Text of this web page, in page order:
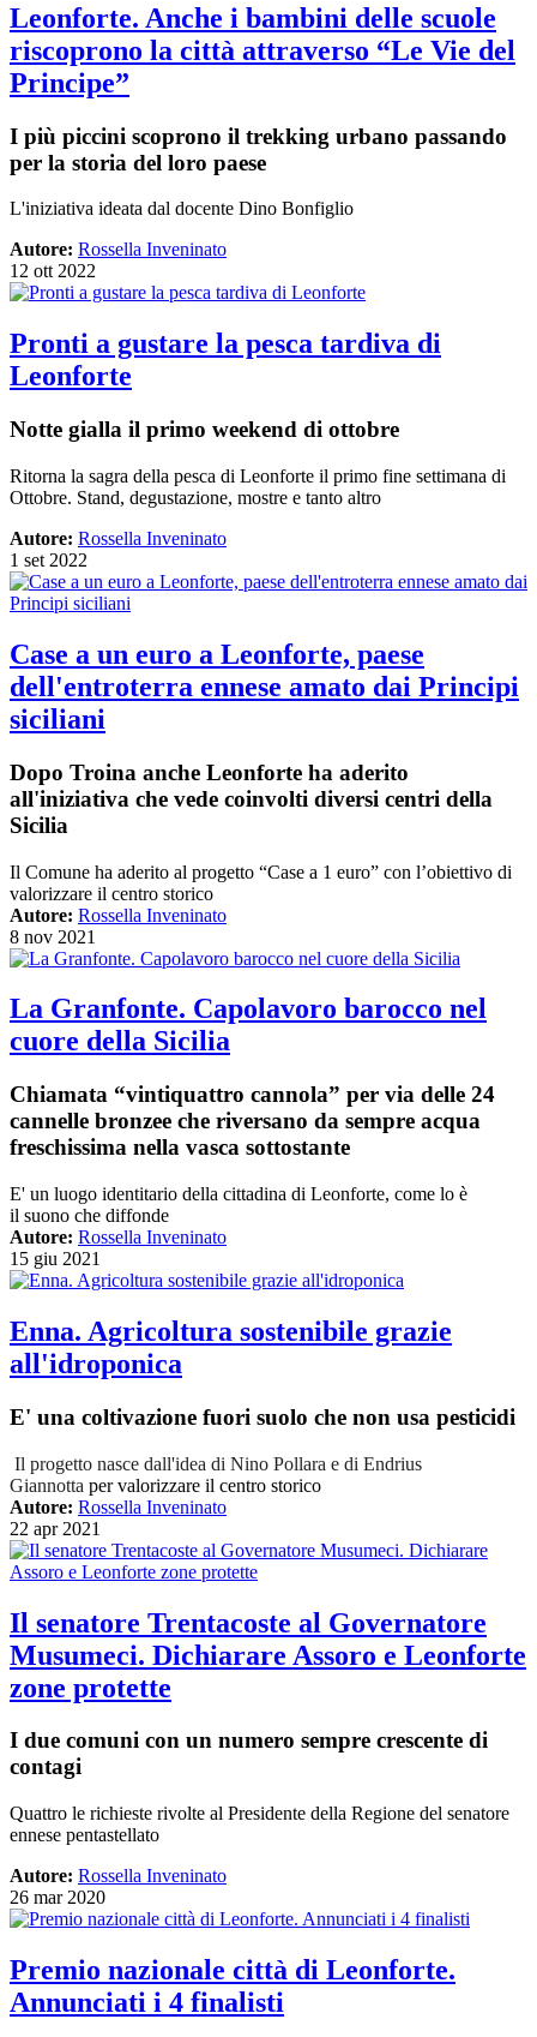
Leonforte. Anche i bambini delle scuole
riscoprono la città attraverso “Le Vie del
Principe”
I più piccini scoprono il trekking urbano passando
per la storia del loro paese
L'iniziativa ideata dal docente Dino Bonfiglio
Autore: Rossella Inveninato
12 ott 2022
Pronti a gustare la pesca tardiva di
Leonforte
Notte gialla il primo weekend di ottobre
Ritorna la sagra della pesca di Leonforte il primo fine settimana di
Ottobre. Stand, degustazione, mostre e tanto altro
Autore: Rossella Inveninato
1 set 2022
Case a un euro a Leonforte, paese
dell'entroterra ennese amato dai Principi
siciliani
Dopo Troina anche Leonforte ha aderito
all'iniziativa che vede coinvolti diversi centri della
Sicilia
Il Comune ha aderito al progetto “Case a 1 euro” con l’obiettivo di
valorizzare il centro storico
Autore: Rossella Inveninato
8 nov 2021
La Granfonte. Capolavoro barocco nel
cuore della Sicilia
Chiamata “vintiquattro cannola” per via delle 24
cannelle bronzee che riversano da sempre acqua
freschissima nella vasca sottostante
E' un luogo identitario della cittadina di Leonforte, come lo è
il suono che diffonde
Autore: Rossella Inveninato
15 giu 2021
Enna. Agricoltura sostenibile grazie
all'idroponica
E' una coltivazione fuori suolo che non usa pesticidi
Il progetto nasce dall'idea di Nino Pollara e di Endrius
Giannotta per valorizzare il centro storico
Autore: Rossella Inveninato
22 apr 2021
Il senatore Trentacoste al Governatore
Musumeci. Dichiarare Assoro e Leonforte
zone protette
I due comuni con un numero sempre crescente di
contagi
Quattro le richieste rivolte al Presidente della Regione del senatore
ennese pentastellato
Autore: Rossella Inveninato
26 mar 2020
Premio nazionale città di Leonforte.
Annunciati i 4 finalisti